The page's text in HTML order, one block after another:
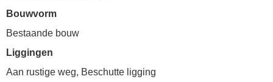
Bouwvorm
Bestaande bouw
Liggingen
Aan rustige weg, Beschutte ligging